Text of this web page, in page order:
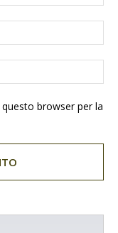
browser per la